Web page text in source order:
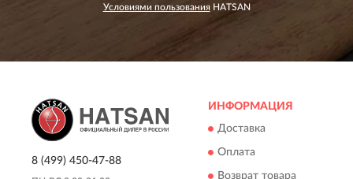
Условиями пользованияHATSAN
8 (499) 450-47-88
ИНФОРМАЦИЯ
Доставка
Оплата
Возврат товара